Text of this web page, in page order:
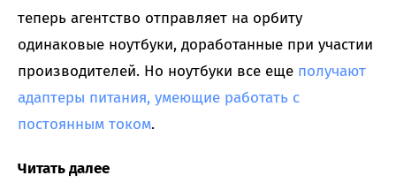
теперь агентство отправляет на орбиту
одинаковые ноутбуки, доработанные при участии
производителей. Но ноутбуки все еще получают
адаптеры питания, умеющие работать с
постоянным током.
Читать далее